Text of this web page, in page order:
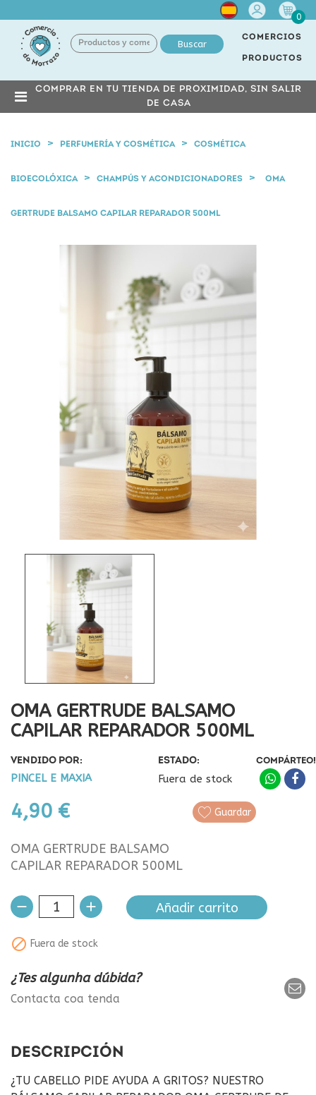
Cuenta
0
Buscar
COMERCIOS
PRODUCTOS
COMPRAR EN TU TIENDA DE PROXIMIDAD, SIN SALIR
DE CASA
INICIO PERFUMERÍA Y COSMÉTICA COSMÉTICA
BIOECOLÓXICA CHAMPÚS Y ACONDICIONADORES OMA
GERTRUDE BALSAMO CAPILAR REPARADOR 500ML
OMA GERTRUDE BALSAMO
CAPILAR REPARADOR 500ML
VENDIDO POR:
PINCEL E MAXIA
ESTADO:
Fuera de stock
4,90 €
COMPÁRTEO!
Guardar
OMA GERTRUDE BALSAMO
CAPILAR REPARADOR 500ML
Añadir carrito
 Fuera de stock
¿Tes algunha dúbida?
Contacta coa tenda
DESCRIPCIÓN
¿TU CABELLO PIDE AYUDA A GRITOS? NUESTRO